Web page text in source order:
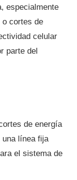
especialmente
o cortes de
celular
parte del
de energía
línea fija
el sistema de